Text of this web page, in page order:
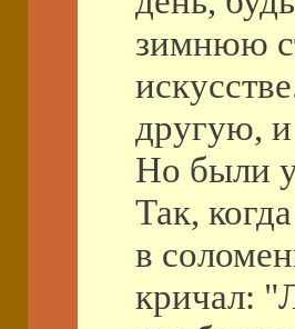
зимнюю
другую,
Но были
Так,
в
кричал: